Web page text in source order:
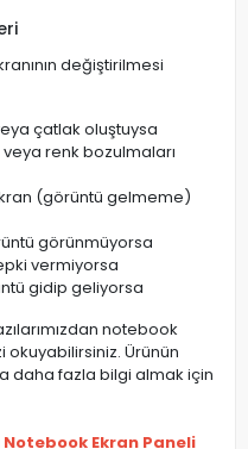
değiştirilmesi
çatlak oluştuysa
renk bozulmaları
(görüntü gelmeme)
görünmüyorsa
vermiyorsa
gidip geliyorsa
notebook
okuyabilirsiniz. Ürünün
daha fazla bilgi almak için
Ekran Paneli